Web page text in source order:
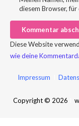
diesem Browser,
Kommentar
Diese Website
wie deine
Impressum
Copyright © 2026